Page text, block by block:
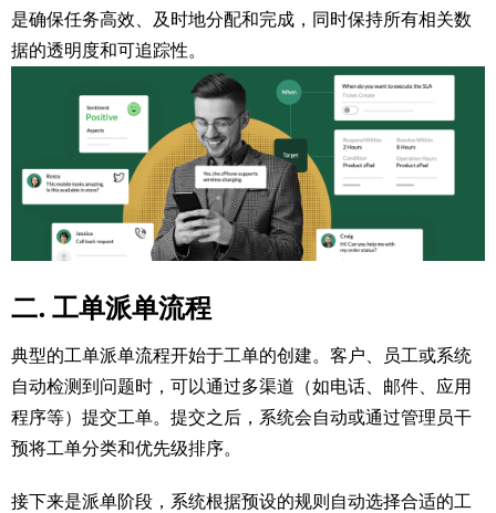
是确保任务高效、及时地分配和完成，同时保持所有相关数
据的透明度和可追踪性。
二. 工单派单流程
典型的工单派单流程开始于工单的创建。客户、员工或系统
自动检测到问题时，可以通过多渠道（如电话、邮件、应用
程序等）提交工单。提交之后，系统会自动或通过管理员干
预将工单分类和优先级排序。
接下来是派单阶段，系统根据预设的规则自动选择合适的工